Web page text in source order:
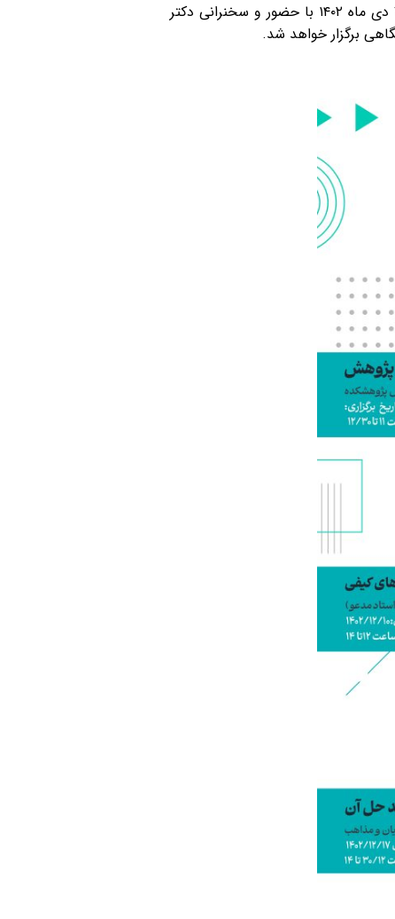
لازم به ذکر است برگزاری این کارگاه‌ها در شش جلسه بوده و اولین نشست کارگاهی زمستانه روش پنج‌شنبه ۷ دی ماه ۱۴۰۲ با حضور و سخنرانی دکتر
برگزار خواهد شد.